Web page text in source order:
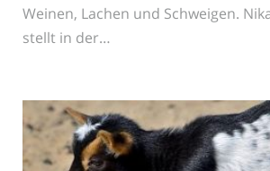
Weinen, Lachen und Schweigen.
stellt in der…